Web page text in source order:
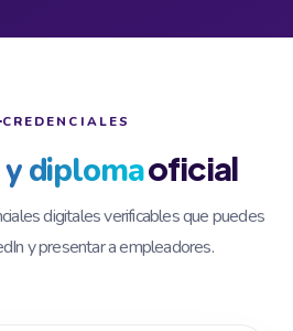
CREDENCIALES
diplomaoficial
digitales verificables que puedes
y presentar a empleadores.